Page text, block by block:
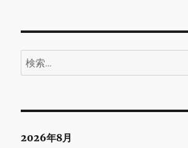
検
索:
2026年8月